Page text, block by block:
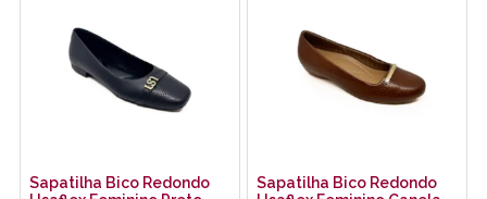
Sapatilha Bico Redondo
Sapatilha Bico Redondo